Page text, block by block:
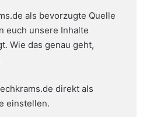
als bevorzugte Quelle
euch unsere Inhalte
Wie das genau geht,
direkt als
einstellen.